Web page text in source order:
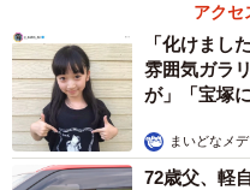
アクセ
「化けまし
雰囲気ガラ
が」「宝塚
まいどなメ
72歳父、軽